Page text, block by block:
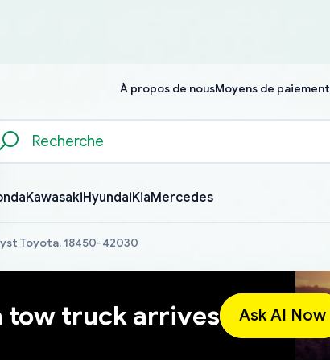
À propos de nousMoyens de paiement
KawasakiHyundaiKiaMercedes
Toyota, 18450-42030
tow truck arrives Ask AI Now